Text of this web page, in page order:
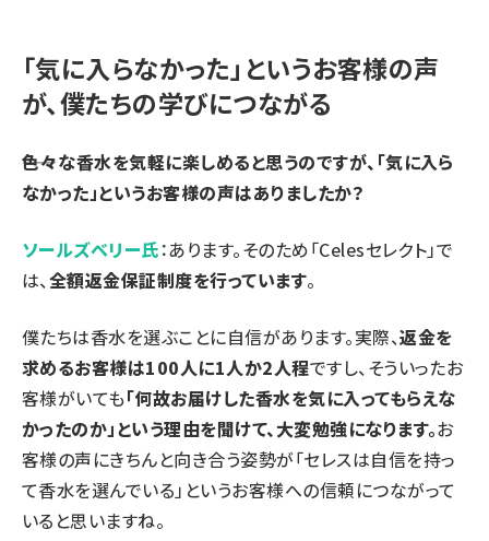
「気に入らなかった」というお客様の声
が、僕たちの学びにつながる
――色々な香水を気軽に楽しめると思うのですが、「気に入ら
なかった」というお客様の声はありましたか？
ソールズベリー氏：あります。そのため「Celesセレクト」で
は、全額返金保証制度を行っています。
僕たちは香水を選ぶことに自信があります。実際、返金を
求めるお客様は100人に1人か2人程ですし、そういったお
客様がいても「何故お届けした香水を気に入ってもらえな
かったのか」という理由を聞けて、大変勉強になります。お
客様の声にきちんと向き合う姿勢が「セレスは自信を持っ
て香水を選んでいる」というお客様への信頼につながって
いると思いますね。